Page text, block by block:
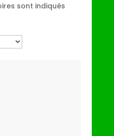
sont indiqués